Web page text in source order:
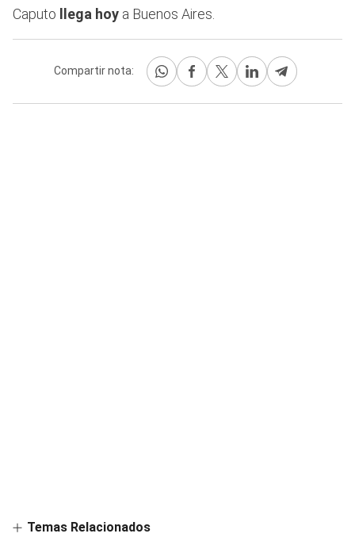
Caputo llega hoy a Buenos Aires.
Compartir nota:
Temas Relacionados